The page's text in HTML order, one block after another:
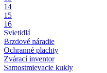
14
15
16
Svietidlá
Brzdové náradie
Ochranné plachty
Zvárací inventor
Samostmievacie kukly